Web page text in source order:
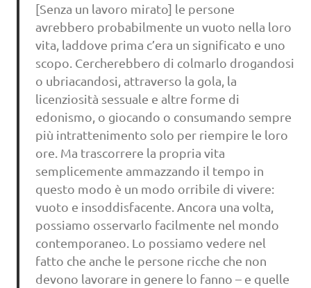
[Senza un lavoro mirato] le persone
avrebbero probabilmente un vuoto nella loro
vita, laddove prima c’era un significato e uno
scopo. Cercherebbero di colmarlo drogandosi
o ubriacandosi, attraverso la gola, la
licenziosità sessuale e altre forme di
edonismo, o giocando o consumando sempre
più intrattenimento solo per riempire le loro
ore. Ma trascorrere la propria vita
semplicemente ammazzando il tempo in
questo modo è un modo orribile di vivere:
vuoto e insoddisfacente. Ancora una volta,
possiamo osservarlo facilmente nel mondo
contemporaneo. Lo possiamo vedere nel
fatto che anche le persone ricche che non
devono lavorare in genere lo fanno – e quelle